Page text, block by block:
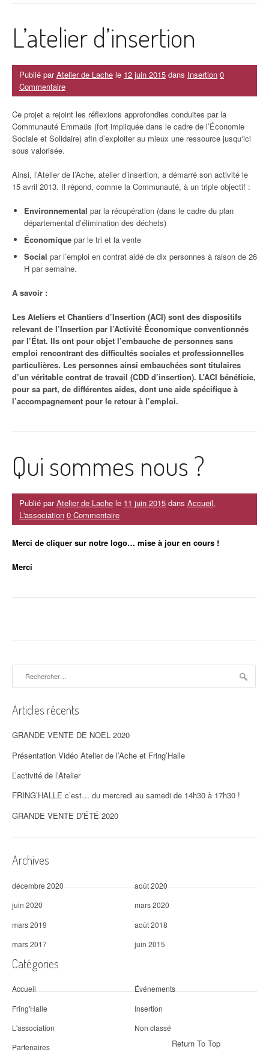
L’atelier d’insertion
Publié parAtelier de Lache le 12 juin 2015 dans Insertion 0
Commentaire
Ce projet a rejoint les réflexions approfondies conduites par la
Communauté Emmaüs (fort impliquée dans le cadre de l’Économie
Sociale et Solidaire) afin d’exploiter au mieux une ressource jusqu‘ici
sous valorisée.
Ainsi, l’Atelier de l’Ache, atelier d’insertion, a démarré son activité le
15 avril 2013. Il répond, comme la Communauté, à un triple objectif :
Environnemental par la récupération (dans le cadre du plan
départemental d’élimination des déchets)
Économique par le tri et la vente
Social par l’emploi en contrat aidé de dix personnes à raison de 26
H par semaine.
A savoir :
Les Ateliers et Chantiers d’Insertion (ACI) sont des dispositifs
relevant de l’Insertion par l’Activité Économique conventionnés
par l’État. Ils ont pour objet l’embauche de personnes sans
emploi rencontrant des difficultés sociales et professionnelles
particulières. Les personnes ainsi embauchées sont titulaires
d’un véritable contrat de travail (CDD d’insertion). L’ACI bénéficie,
pour sa part, de différentes aides, dont une aide spécifique à
l’accompagnement pour le retour à l’emploi.
Qui sommes nous ?
Publié parAtelier de Lache le 11 juin 2015 dans Accueil,
L'association 0 Commentaire
Merci de cliquer sur notre logo… mise à jour en cours !
Merci
Articles récents
GRANDE VENTE DE NOEL 2020
Présentation Vidéo Atelier de l’Ache et Fring’Halle
L’activité de l’Atelier
FRING’HALLE c’est… du mercredi au samedi de 14h30 à 17h30 !
GRANDE VENTE D’ÉTÉ 2020
Archives
décembre 2020
août 2020
juin 2020
mars 2020
mars 2019
août 2018
mars 2017
juin 2015
Catégories
Accueil
Événements
Fring'Halle
Insertion
L'association
Non classé
Partenaires
Return To Top